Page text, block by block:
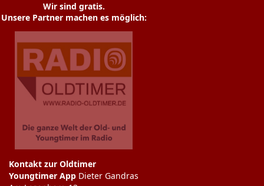
Wir sind gratis.
Unsere Partner machen es möglich:
Kontakt zur Oldtimer
Youngtimer App Dieter Gandras